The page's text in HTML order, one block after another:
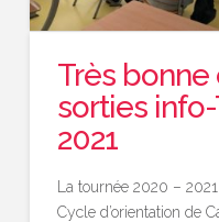
Très
sorties
2021
La tournée 2020 –
Cycle d’orientation de